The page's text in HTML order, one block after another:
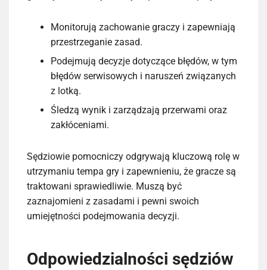
Monitorują zachowanie graczy i zapewniają
przestrzeganie zasad.
Podejmują decyzje dotyczące błędów, w tym
błędów serwisowych i naruszeń związanych
z lotką.
Śledzą wynik i zarządzają przerwami oraz
zakłóceniami.
Sędziowie pomocniczy odgrywają kluczową rolę w
utrzymaniu tempa gry i zapewnieniu, że gracze są
traktowani sprawiedliwie. Muszą być
zaznajomieni z zasadami i pewni swoich
umiejętności podejmowania decyzji.
Odpowiedzialności sędziów